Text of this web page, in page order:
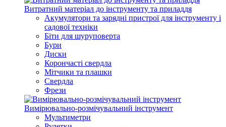
Витратний матеріал до інструменту та приладдя
Акумулятори та зарядні пристрої для інструменту і
садової техніки
Біти для шуруповерта
Бури
Диски
Корончасті свердла
Мітчики та плашки
Свердла
Фрези
Вимірювально-розмічувальний інструмент
Мультиметри